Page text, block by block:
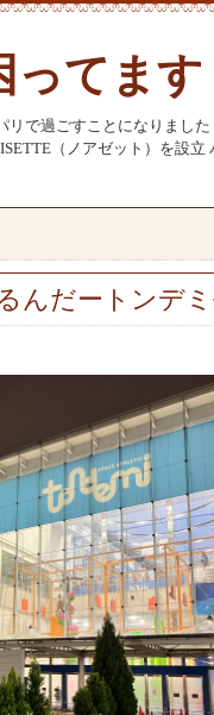
てます
で過ごすことになりまし
（ノアゼット）を設
んだートンデ